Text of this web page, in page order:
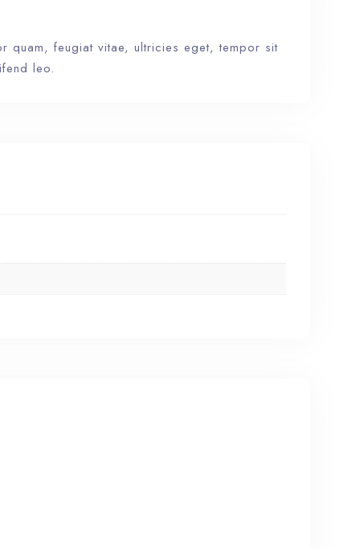
quam, feugiat vitae, ultricies eget, tempor sit
leo.